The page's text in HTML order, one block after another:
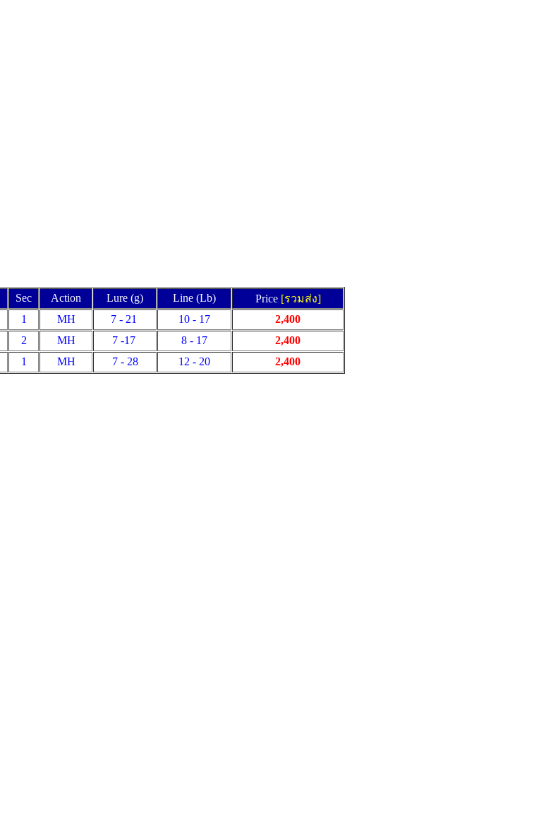
Sec Action Lure (g) Line (Lb) Price [รวมส่ง]
1 MH 7 - 21 10 - 17
2,400
2 MH 7 -17 8 - 17
2,400
1 MH 7 - 28 12 - 20 2,400